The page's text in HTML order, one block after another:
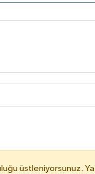
üstleniyorsunuz.